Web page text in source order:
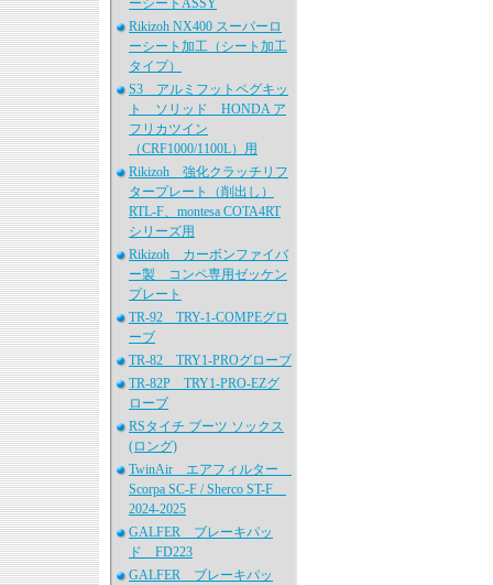
ーシートASSY
Rikizoh NX400 スーパーロ
ーシート加工（シート加工
タイプ）
S3 アルミフットペグキッ
ト ソリッド HONDA ア
フリカツイン
（CRF1000/1100L）用
Rikizoh 強化クラッチリフ
タープレート（削出し）
RTL-F、montesa COTA4RT
シリーズ用
Rikizoh カーボンファイバ
ー製 コンペ専用ゼッケン
プレート
TR-92 TRY-1-COMPEグロ
ーブ
TR-82 TRY1-PROグローブ
TR-82P TRY1-PRO-EZグ
ローブ
RSタイチ ブーツ ソックス
(ロング)
TwinAir エアフィルター
Scorpa SC-F / Sherco ST-F
2024-2025
GALFER ブレーキパッ
ド FD223
GALFER ブレーキパッ